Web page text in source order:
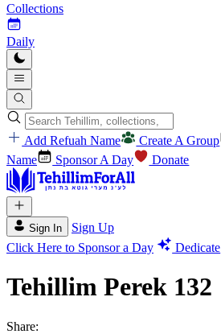
Collections
Daily
Add Refuah Name Create A Group
Name
Sponsor A Day Donate
Sign In
Sign Up
Click Here to Sponsor a Day
Dedicate
Tehillim Perek 132
Share: